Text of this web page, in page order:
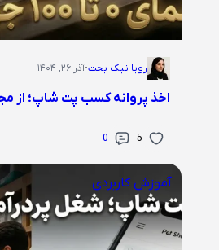
رویا نیک بخت·آذر ۲۶, ۱۴۰۴
اخذ پروانه کسب پت شاپ؛ از
5
0
آموزش کاربردی